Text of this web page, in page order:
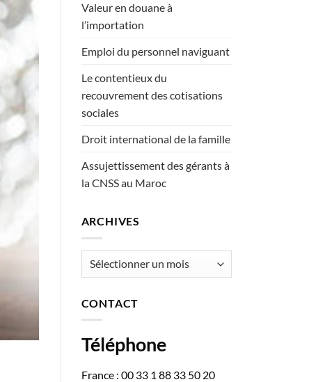
Valeur en douane à
l’importation
Emploi du personnel naviguant
Le contentieux du
recouvrement des cotisations
sociales
Droit international de la famille
Assujettissement des gérants à
la CNSS au Maroc
ARCHIVES
Archives
CONTACT
Téléphone
France : 00 33 1 88 33 50 20